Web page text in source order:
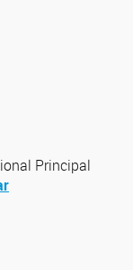
Principal